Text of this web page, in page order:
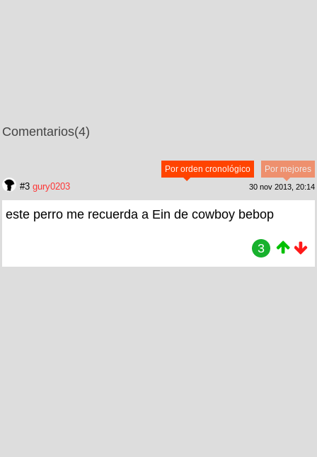
Comentarios(4)
Por mejores
Por orden cronológico
#3 gury0203 30 nov 2013, 20:14
este perro me recuerda a Ein de cowboy bebop
3